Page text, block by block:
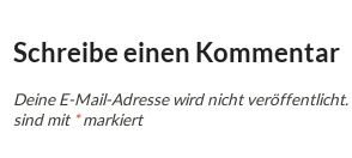
Schreibe einen Kommentar
Deine E-Mail-Adresse wird nicht veröffentlicht.
sind mit*markiert